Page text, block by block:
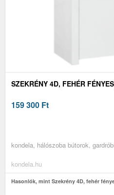
SZEKRÉNY 4D, FEHÉR
159 300 Ft
kondela, hálószoba bútorok,
kondela.hu
Hasonlók, mint Szekrény 4D, fehér